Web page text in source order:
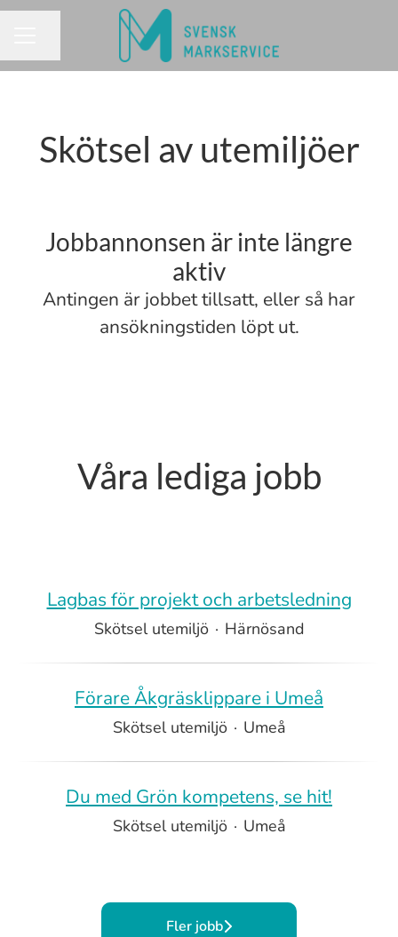
Skötsel av utemiljöer
Jobbannonsen är inte längre
aktiv
Antingen är jobbet tillsatt, eller så har
ansökningstiden löpt ut.
Våra lediga jobb
Lagbas för projekt och arbetsledning
Skötsel utemiljö · Härnösand
Förare Åkgräsklippare i Umeå
Skötsel utemiljö · Umeå
Du med Grön kompetens, se hit!
Skötsel utemiljö · Umeå
Fler jobb